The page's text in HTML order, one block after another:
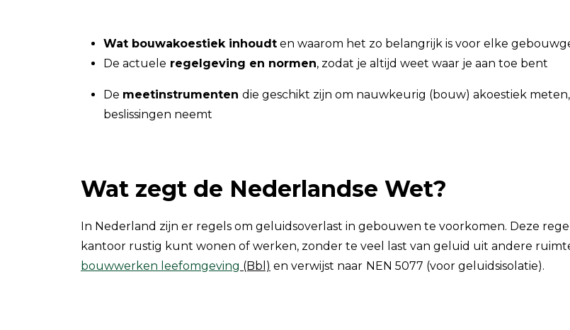
Wat bouwakoestiek inhoudt en waarom het zo belangrijk is voor elke
De actuele regelgeving en normen, zodat je altijd weet waar je aan toe bent
De meetinstrumenten die geschikt zijn om nauwkeurig (bouw) akoestiek
beslissingen neemt
Wat zegt de Nederlandse Wet?
In Nederland zijn er regels om geluidsoverlast in gebouwen te voorkomen. Deze
kantoor rustig kunt wonen of werken, zonder te veel last van geluid uit andere
bouwwerken leefomgeving (Bbl) en verwijst naar NEN 5077 (voor geluidsisolatie).